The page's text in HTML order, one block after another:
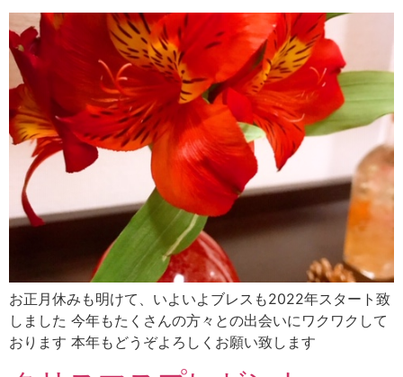
お正月休みも明けて、いよいよブレスも2022年スタート致
しました 今年もたくさんの方々との出会いにワクワクして
おります 本年もどうぞよろしくお願い致します